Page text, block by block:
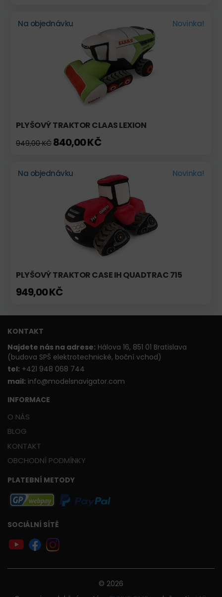
Na objednávku Novinka!
PLYŠOVÝ TRAKTOR CLAAS LEXION
949,00 KČ 840,00 KČ
Na objednávku Novinka!
PLYŠOVÝ TRAKTOR CASE IH QUADTRAC 715
949,00 KČ
KONTAKT
Najdete nás na adrese: Hálova 16, 851 01 Bratislava
(budova SPŠ elektrotechnické, boční vchod)
tel: +421 948 068 744
mail: info@modelsnavigator.com
INFORMACE
O NÁS
BLOG
KONTAKT
OBCHODNÍ PODMÍNKY
PLATEBNÍ METODY
SOCIÁLNÍ SÍTĚ
© 2026